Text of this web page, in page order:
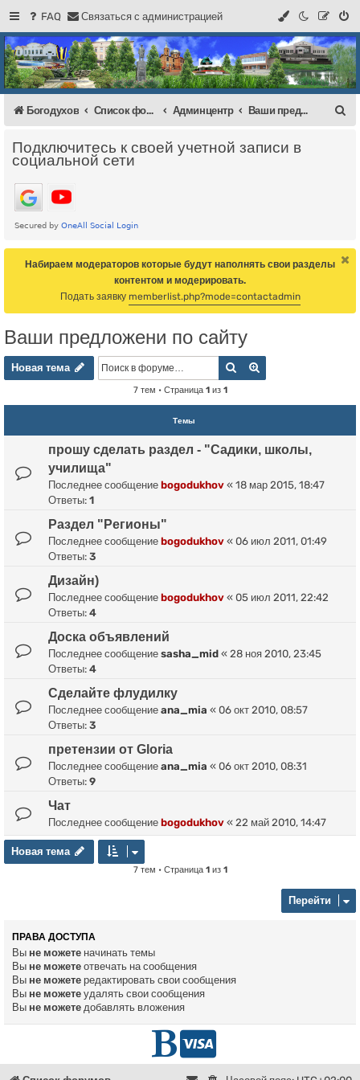
FAQ Связаться с администрацией
Регистрация
Форум Богодухова
Богодухов
Богодухов Список форумов Админцентр Ваши предложени по сайту
Подключитесь к своей учетной записи в
социальной сети
Набираем модераторов которые будут наполнять свои разделы
контентом и модерировать.
Подать заявку memberlist.php?mode=contactadmin
Ваши предложени по сайту
Новая тема
Новая тема Поиск
7 тем • Страница 1из 1
Темы
прошу сделать раздел - "Садики, школы,
училища"
Последнее сообщение bogodukhov « 18 мар 2015, 18:47
Ответы: 1
Раздел "Регионы"
Последнее сообщение bogodukhov « 06 июл 2011, 01:49
Ответы: 3
Дизайн)
Последнее сообщение bogodukhov « 05 июл 2011, 22:42
Ответы: 4
Доска объявлений
Последнее сообщение sasha_mid « 28 ноя 2010, 23:45
Ответы: 4
Сделайте флудилку
Последнее сообщение ana_mia « 06 окт 2010, 08:57
Ответы: 3
претензии от Gloria
Последнее сообщение ana_mia « 06 окт 2010, 08:31
Ответы: 9
Чат
Последнее сообщение bogodukhov « 22 май 2010, 14:47
Новая тема
Новая тема
7 тем • Страница 1из 1
Перейти
ПРАВА ДОСТУПА
Вы не можете начинать темы
Вы не можете отвечать на сообщения
Вы не можете редактировать свои сообщения
Вы не можете удалять свои сообщения
Вы не можете добавлять вложения
Г
D
o